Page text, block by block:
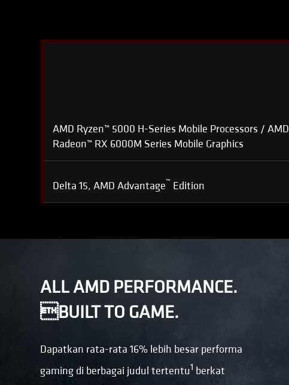
AMD Ryzen™ 5000 H-Series Mobile Processors / AMD
Radeon™ RX 6000M Series Mobile Graphics
Delta 15, AMD Advantage™ Edition
ALL AMD PERFORMANCE.
BUILT TO GAME.
Dapatkan rata-rata 16% lebih besar performa
gaming di berbagai judul tertentu1 berkat